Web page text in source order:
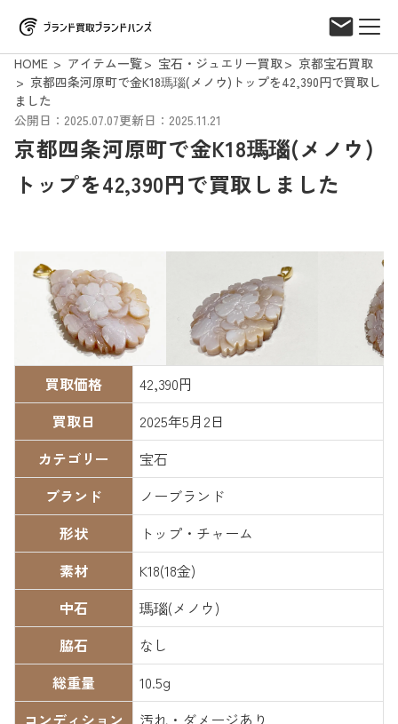
HOME アイテム一覧 宝石・ジュエリー買取
京都宝石買取
京都四条河原町で金K18瑪瑙(メノウ)トップを42,390円で買取し
ました
公開日：2025.07.07更新日：2025.11.21
京都四条河原町で金K18瑪瑙(メノウ)
トップを42,390円で買取しました
買取価格
42,390円
買取日
2025年5月2日
カテゴリー
宝石
ブランド
ノーブランド
形状
トップ・チャーム
素材
K18(18金)
中石
瑪瑙(メノウ)
脇石
なし
総重量
10.5g